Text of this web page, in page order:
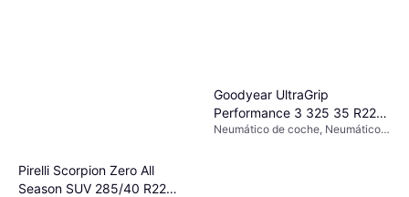
Pirelli Scorpion Zero All
Season SUV 285/40 R22
Goodyear UltraGrip
Performance 3 325 35 R22
114V XL Tire
Neumático de coche, Neumáticos